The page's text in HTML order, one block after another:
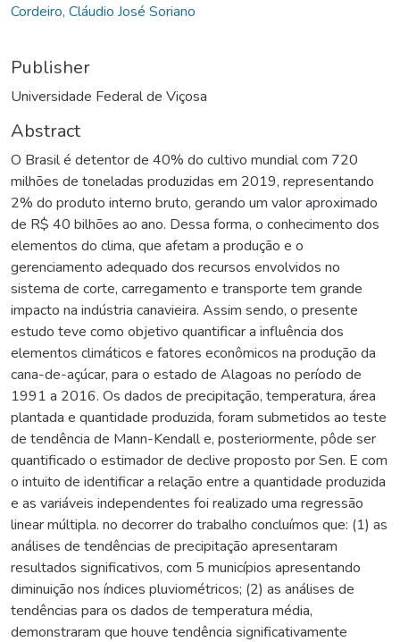
Cordeiro, Cláudio José Soriano
Publisher
Universidade Federal de Viçosa
Abstract
O Brasil é detentor de 40% do cultivo mundial com 720
milhões de toneladas produzidas em 2019, representando
2% do produto interno bruto, gerando um valor aproximado
de R$ 40 bilhões ao ano. Dessa forma, o conhecimento dos
elementos do clima, que afetam a produção e o
gerenciamento adequado dos recursos envolvidos no
sistema de corte, carregamento e transporte tem grande
impacto na indústria canavieira. Assim sendo, o presente
estudo teve como objetivo quantificar a influência dos
elementos climáticos e fatores econômicos na produção da
cana-de-açúcar, para o estado de Alagoas no período de
1991 a 2016. Os dados de precipitação, temperatura, área
plantada e quantidade produzida, foram submetidos ao teste
de tendência de Mann-Kendall e, posteriormente, pôde ser
quantificado o estimador de declive proposto por Sen. E com
o intuito de identificar a relação entre a quantidade produzida
e as variáveis independentes foi realizado uma regressão
linear múltipla. no decorrer do trabalho concluímos que: (1) as
análises de tendências de precipitação apresentaram
resultados significativos, com 5 municípios apresentando
diminuição nos índices pluviométricos; (2) as análises de
tendências para os dados de temperatura média,
demonstraram que houve tendência significativamente